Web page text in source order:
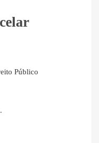
Público